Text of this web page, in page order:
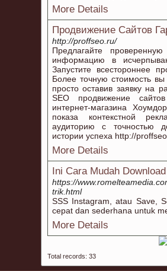
More Details
Продвижение Сайтов
http://proffseo.ru/
Предлагайте
информацию в
Запустите всестороннее
Более точную стоимость
просто оставив заявку на
SEO продвижение
интернет-магазина
показа контекстной
аудиторию с точностью
истории успеха http://
More Details
Ini Cara Mudah
https://
trik.html
SSS Instagram, atau Save,
cepat dan sederhana untuk
More Details
Total records: 33